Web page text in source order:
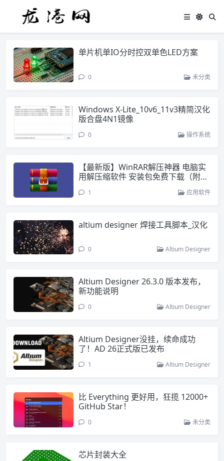
单片机单IO分时控双单色LED方案
0 未分类
Windows X-Lite_10v6_11v3精简汉化
版合盘4N1镜像
0 操作系统
【最新版】WinRAR解压神器 电脑实
用解压缩软件 安装包免费下载（附安
1 应用软件
altium designer 焊接工具脚本_汉化
0 Altium Designer
Altium Designer 26.3.0 版本发布，
新功能说明
0 Altium Designer
Altium Designer没挂，续命成功
了！AD 26正式版已发布
1 Altium Designer
比 Everything 更好用，狂揽 12000+
GitHub Star！
0 未分类
芯片封装大全